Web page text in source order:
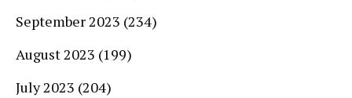
September 2023 (234)
August 2023 (199)
July 2023 (204)